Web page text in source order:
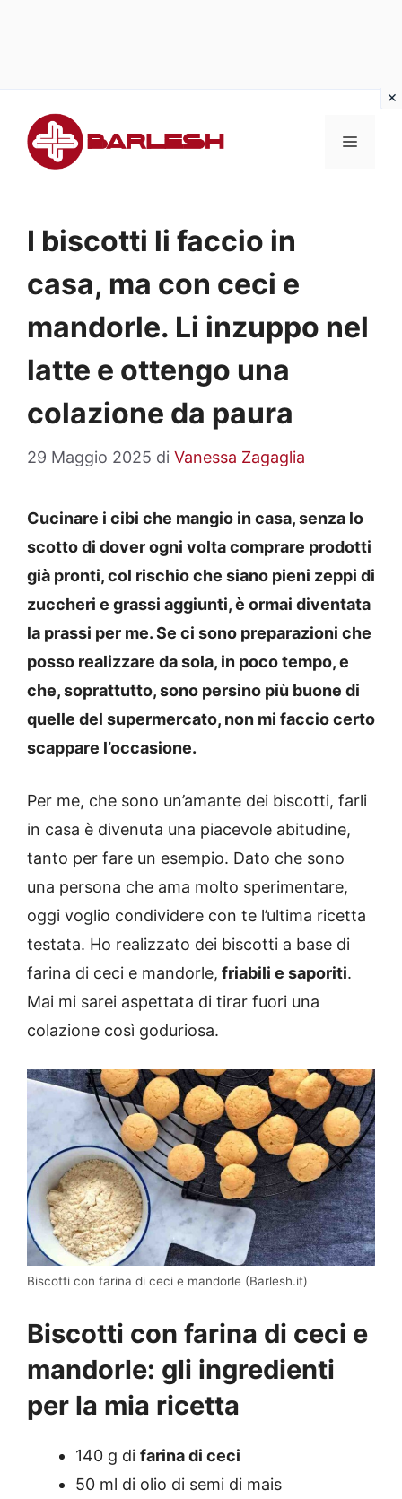
contenuto
MENU
I biscotti li faccio in
casa, ma con ceci e
mandorle. Li inzuppo nel
latte e ottengo una
colazione da paura
29 Maggio 2025 di Vanessa Zagaglia
Cucinare i cibi che mangio in casa, senza lo
scotto di dover ogni volta comprare prodotti
già pronti, col rischio che siano pieni zeppi di
zuccheri e grassi aggiunti, è ormai diventata
la prassi per me. Se ci sono preparazioni che
posso realizzare da sola, in poco tempo, e
che, soprattutto, sono persino più buone di
quelle del supermercato, non mi faccio certo
scappare l’occasione.
Per me, che sono un’amante dei biscotti, farli
in casa è divenuta una piacevole abitudine,
tanto per fare un esempio. Dato che sono
una persona che ama molto sperimentare,
oggi voglio condividere con te l’ultima ricetta
testata. Ho realizzato dei biscotti a base di
farina di ceci e mandorle, friabili e saporiti.
Mai mi sarei aspettata di tirar fuori una
colazione così goduriosa.
Biscotti con farina di ceci e mandorle (Barlesh.it)
Biscotti con farina di ceci e
mandorle: gli ingredienti
per la mia ricetta
140 g di farina di ceci
50 ml di olio di semi di mais